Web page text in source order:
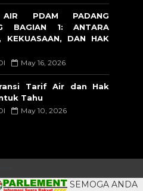
PDAM PADANG
BAGIAN 1: ANTARA
KEKUASAAN, DAN HAK
May 16, 2026
Tarif Air dan Hak
Tahu
May 10, 2026
SEMOGA ANDA